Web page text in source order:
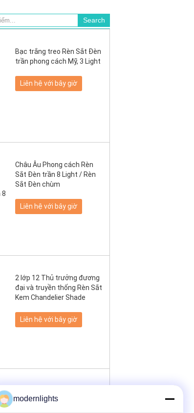
Bạc trắng treo Rèn Sắt Đèn
trần phong cách Mỹ, 3 Light
Liên hệ với bây giờ
Châu Âu Phong cách Rèn
Sắt Đèn trần 8 Light / Rèn
Sắt Đèn chùm
Liên hệ với bây giờ
2 lớp 12 Thủ trưởng đương
đại và truyền thống Rèn Sắt
Kem Chandelier Shade
Liên hệ với bây giờ
chiếu sáng nhà hàng mộc
modernlights